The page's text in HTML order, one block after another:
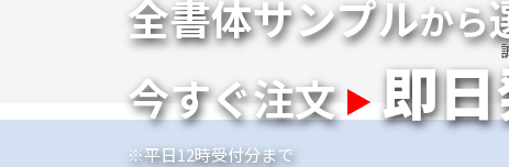
全書体サンプルから
今すぐ注文 即
※平日12時受付分まで